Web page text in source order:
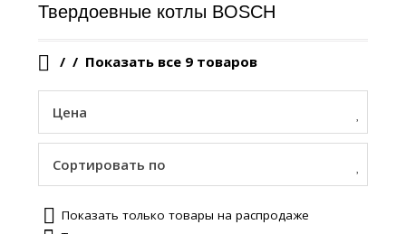
Твердоевные котлы BOSCH
/ Показать все 9 товаров
Цена
Сортировать по
Показать только товары на распродаже